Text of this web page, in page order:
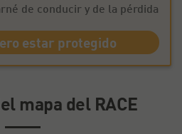
de conducir y de la pérdida
estar protegido
mapa del RACE